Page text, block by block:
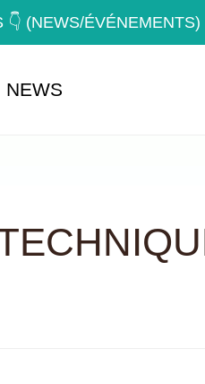
(NEWS/ÉVÉNEMENTS)
NEWS